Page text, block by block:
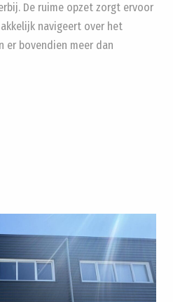
De ruime opzet zorgt ervoor
navigeert over het
er bovendien meer dan